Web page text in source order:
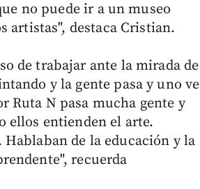
no puede ir a un museo
artistas", destaca Cristian.
de trabajar ante la mirada de
y la gente pasa y uno ve
Ruta N pasa mucha gente y
ellos entienden el arte.
de la educación y la
recuerda